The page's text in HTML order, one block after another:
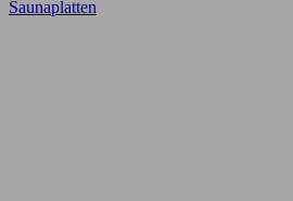
Saunaplatten